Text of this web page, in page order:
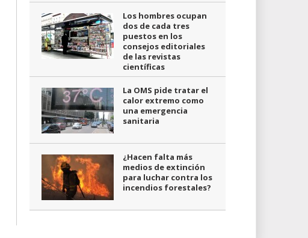
Los hombres ocupan
dos de cada tres
puestos en los
consejos editoriales
de las revistas
científicas
La OMS pide tratar el
calor extremo como
una emergencia
sanitaria
¿Hacen falta más
medios de extinción
para luchar contra los
incendios forestales?